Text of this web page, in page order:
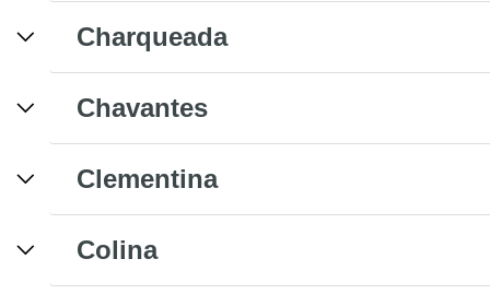
Charqueada
Chavantes
Clementina
Colina